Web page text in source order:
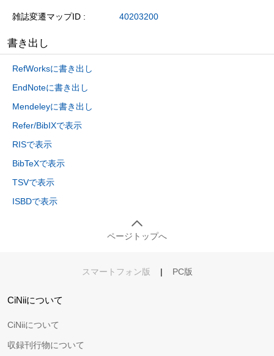
雑誌変遷マップID 40203200
書き出し
RefWorksに書き出し
EndNoteに書き出し
Mendeleyに書き出し
Refer/BibIXで表示
RISで表示
BibTeXで表示
TSVで表示
ISBDで表示
ページトップへ
スマートフォン版 | PC版
CiNiiについて
CiNiiについて
収録刊行物について